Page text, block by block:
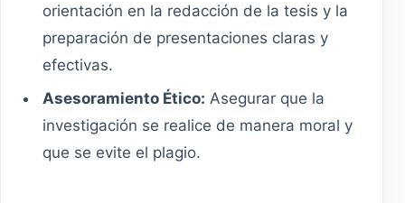
orientación en la redacción de la tesis y la
preparación de presentaciones claras y
efectivas.
Asesoramiento Ético: Asegurar que la
investigación se realice de manera moral y
que se evite el plagio.